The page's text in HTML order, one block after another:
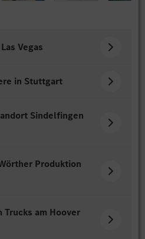
Vegas
in Stuttgart
Sindelfingen
Produktion
am Hoover